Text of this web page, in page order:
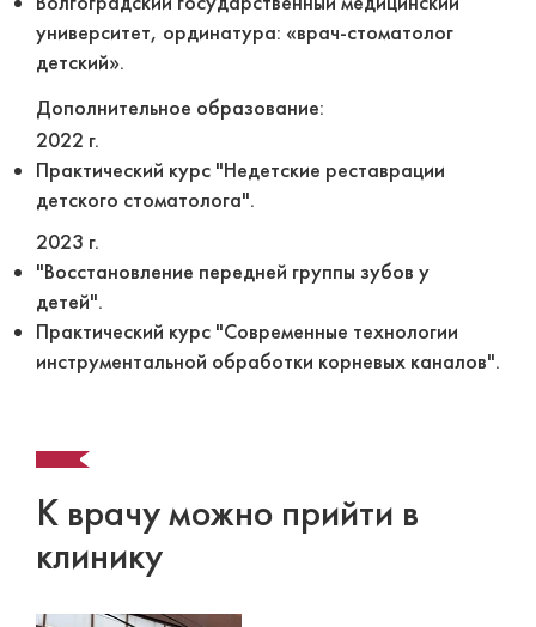
университет, ординатура: «врач-стоматолог
детский».
Дополнительное образование:
2022 г.
Практический курс "Недетские реставрации
детского стоматолога".
2023 г.
"Восстановление передней группы зубов у
детей".
Практический курс "Современные технологии
инструментальной обработки корневых каналов".
К врачу можно прийти в
клинику